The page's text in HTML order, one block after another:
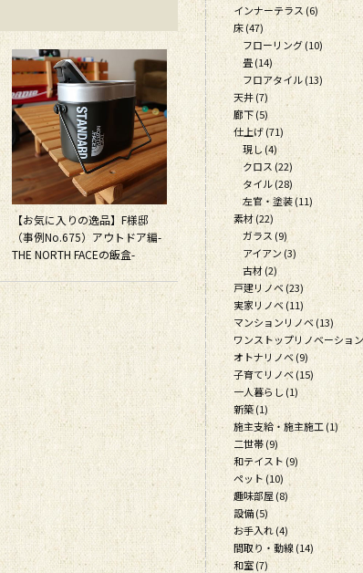
【お気に入りの逸品】F様邸
（事例No.675）アウトドア編-
THE NORTH FACEの飯盒-
インナーテラス (6)
床 (47)
フローリング (10)
畳 (14)
フロアタイル (13)
天井 (7)
廊下 (5)
仕上げ (71)
現し (4)
クロス (22)
タイル (28)
左官・塗装 (11)
素材 (22)
ガラス (9)
アイアン (3)
古材 (2)
戸建リノベ (23)
実家リノベ (11)
マンションリノベ (13)
ワンストップリノベーショ
オトナリノベ (9)
子育てリノベ (15)
一人暮らし (1)
新築 (1)
施主支給・施主施工 (1)
二世帯 (9)
和テイスト (9)
ペット (10)
趣味部屋 (8)
設備 (5)
お手入れ (4)
間取り・動線 (14)
和室 (7)